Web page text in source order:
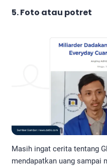
5. Foto atau potret
Masih ingat cerita tentang
mendapatkan uang sampai